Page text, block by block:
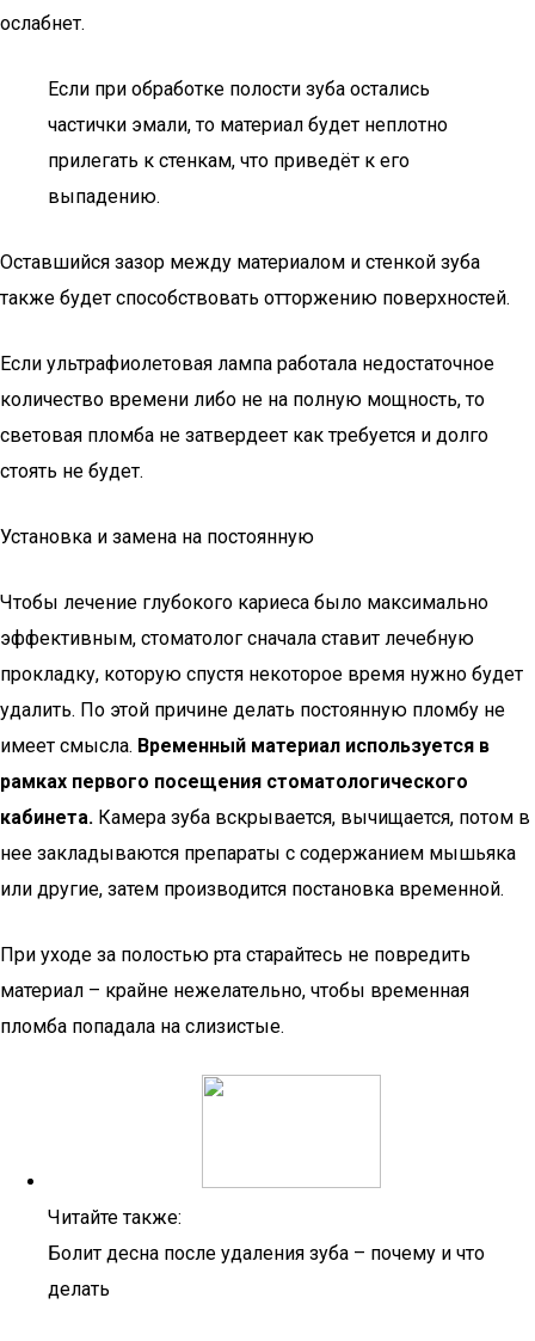
ослабнет.
Если при обработке полости зуба остались
частички эмали, то материал будет неплотно
прилегать к стенкам, что приведёт к его
выпадению.
Оставшийся зазор между материалом и стенкой зуба
также будет способствовать отторжению поверхностей.
Если ультрафиолетовая лампа работала недостаточное
количество времени либо не на полную мощность, то
световая пломба не затвердеет как требуется и долго
стоять не будет.
Установка и замена на постоянную
Чтобы лечение глубокого кариеса было максимально
эффективным, стоматолог сначала ставит лечебную
прокладку, которую спустя некоторое время нужно будет
удалить. По этой причине делать постоянную пломбу не
имеет смысла. Временный материал используется в
рамках первого посещения стоматологического
кабинета. Камера зуба вскрывается, вычищается, потом в
нее закладываются препараты с содержанием мышьяка
или другие, затем производится постановка временной.
При уходе за полостью рта старайтесь не повредить
материал – крайне нежелательно, чтобы временная
пломба попадала на слизистые.
Читайте также:
Болит десна после удаления зуба – почему и что
делать